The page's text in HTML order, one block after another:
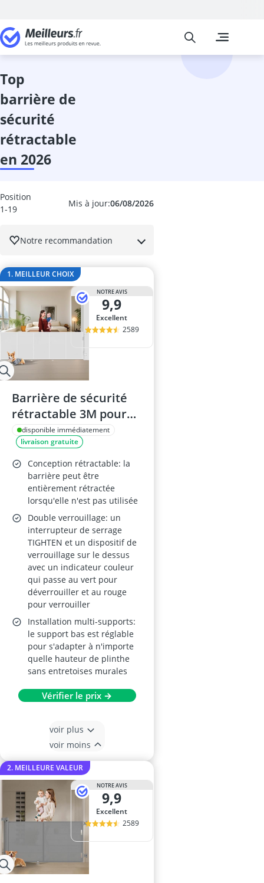
Bébé et
abricotier
Meilleurs
top
barrière de
sécurité
rétractable
en 2026
Mis à jour:06/08/2026
Position
1-19
Notre recommandation
1. MEILLEUR CHOIX
NOTRE AVIS
9,9
Excellent
2589
Barrière de sécurité
rétractable 3M pour
escaliers, couloirs et
portes
(intérieur/extérieur)
disponible immédiatement
livraison gratuite
Conception rétractable: la
barrière peut être
entièrement rétractée
lorsqu'elle n'est pas utilisée
Double verrouillage: un
interrupteur de serrage
TIGHTEN et un dispositif de
verrouillage sur le dessus
avec un indicateur couleur
qui passe au vert pour
déverrouiller et au rouge
pour verrouiller
Installation multi-supports:
le support bas est réglable
pour s'adapter à n'importe
quelle hauteur de plinthe
sans entretoises murales
Vérifier le prix →
voir plus
voir moins
2. MEILLEURE VALEUR
NOTRE AVIS
9,9
Excellent
2589